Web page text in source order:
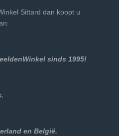
Sittard dan koopt u
sinds 1995!
en België.